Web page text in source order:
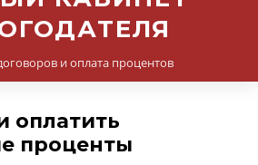
и оплата процентов
оплатить
проценты